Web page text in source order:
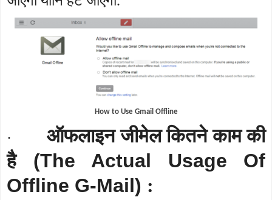
How to Use Gmail Offline
·
ऑफलाइन जीमेल कितने काम की
है
(The Actual Usage Of
Offline G-Mail) :